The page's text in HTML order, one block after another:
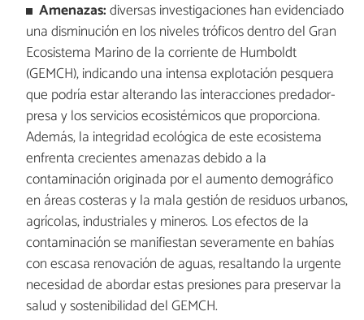
Amenazas:diversas investigaciones han evidenciado
una disminución en los niveles tróficos dentro del Gran
Ecosistema Marino de la corriente de Humboldt
(GEMCH), indicando una intensa explotación pesquera
que podría estar alterando las interacciones predador-
presa y los servicios ecosistémicos que proporciona.
Además, la integridad ecológica de este ecosistema
enfrenta crecientes amenazas debido a la
contaminación originada por el aumento demográfico
en áreas costeras y la mala gestión de residuos urbanos,
agrícolas, industriales y mineros. Los efectos de la
contaminación se manifiestan severamente en bahías
con escasa renovación de aguas, resaltando la urgente
necesidad de abordar estas presiones para preservar la
salud y sostenibilidad del GEMCH.